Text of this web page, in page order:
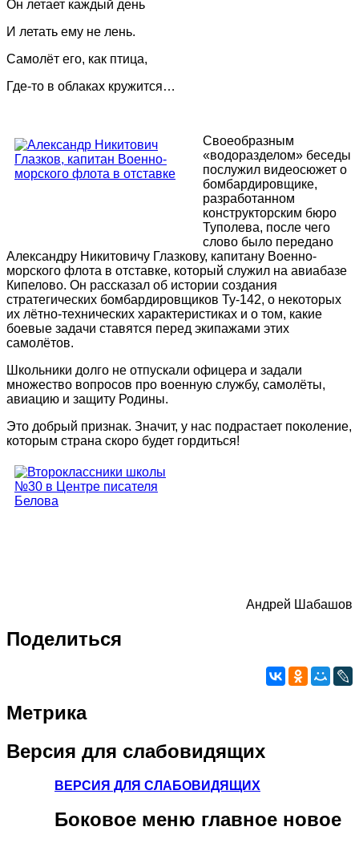
Он летает каждый день
И летать ему не лень.
Самолёт его, как птица,
Где-то в облаках кружится…
Своеобразным
«водоразделом» беседы
послужил видеосюжет о
бомбардировщике,
разработанном
конструкторским бюро
Туполева, после чего
слово было передано
Александру Никитовичу Глазкову, капитану Военно-
морского флота в отставке, который служил на авиабазе
Кипелово. Он рассказал об истории создания
стратегических бомбардировщиков Ту-142, о некоторых
их лётно-технических характеристиках и о том, какие
боевые задачи ставятся перед экипажами этих
самолётов.
Школьники долго не отпускали офицера и задали
множество вопросов про военную службу, самолёты,
авиацию и защиту Родины.
Это добрый признак. Значит, у нас подрастает поколение,
которым страна скоро будет гордиться!
Андрей Шабашов
Поделиться
Метрика
Версия для слабовидящих
ВЕРСИЯ ДЛЯ СЛАБОВИДЯЩИХ
Боковое меню главное новое